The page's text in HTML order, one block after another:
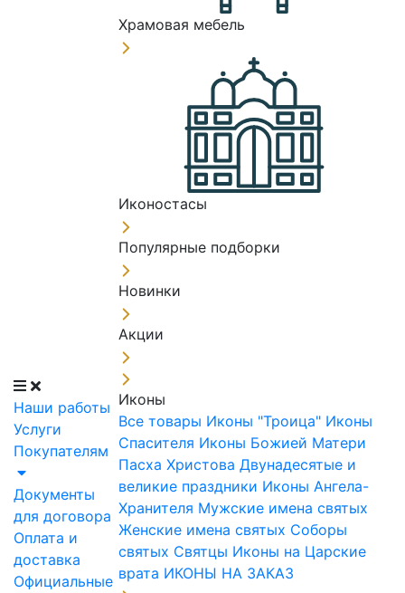
Наши работы
Услуги
Покупателям
Документы
для договора
Оплата и
доставка
Официальные
Храмовая мебель
Иконостасы
Популярные подборки
Новинки
Акции
Иконы
Все товары Иконы "Троица" Иконы
Спасителя Иконы Божией Матери
Пасха Христова Двунадесятые и
великие праздники Иконы Ангела-
Хранителя Мужские имена святых
Женские имена святых Соборы
святых Святцы Иконы на Царские
врата ИКОНЫ НА ЗАКАЗ